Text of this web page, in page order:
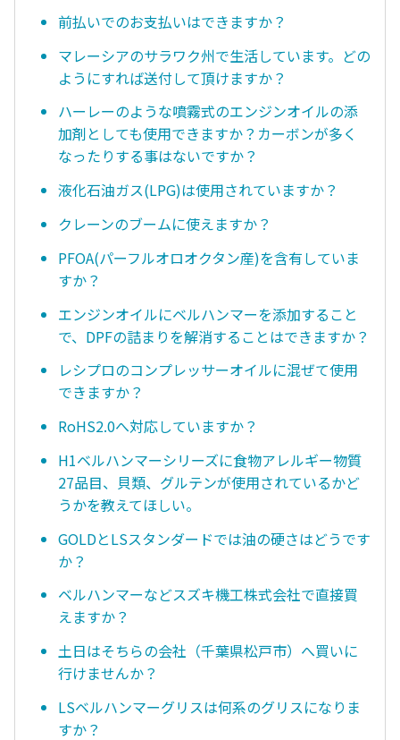
前払いでのお支払いはできますか？
マレーシアのサラワク州で生活しています。どの
ようにすれば送付して頂けますか？
ハーレーのような噴霧式のエンジンオイルの添
加剤としても使用できますか？カーボンが多く
なったりする事はないですか？
液化石油ガス(LPG)は使用されていますか？
クレーンのブームに使えますか？
PFOA(パーフルオロオクタン産)を含有していま
すか？
エンジンオイルにベルハンマーを添加すること
で、DPFの詰まりを解消することはできますか？
レシプロのコンプレッサーオイルに混ぜて使用
できますか？
RoHS2.0へ対応していますか？
H1ベルハンマーシリーズに食物アレルギー物質
27品目、貝類、グルテンが使用されているかど
うかを教えてほしい。
GOLDとLSスタンダードでは油の硬さはどうです
か？
ベルハンマーなどスズキ機工株式会社で直接買
えますか？
土日はそちらの会社（千葉県松戸市）へ買いに
行けませんか？
LSベルハンマーグリスは何系のグリスになりま
すか？